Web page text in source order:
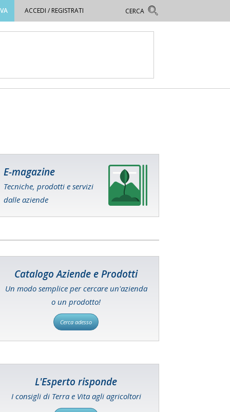
ACCEDI / REGISTRATI
E-magazine
Tecniche, prodotti e servizi
dalle aziende
Catalogo Aziende e Prodotti
Un modo semplice per cercare un'azienda
o un prodotto!
Cerca adesso
L'Esperto risponde
I consigli di Terra e Vita agli agricoltori